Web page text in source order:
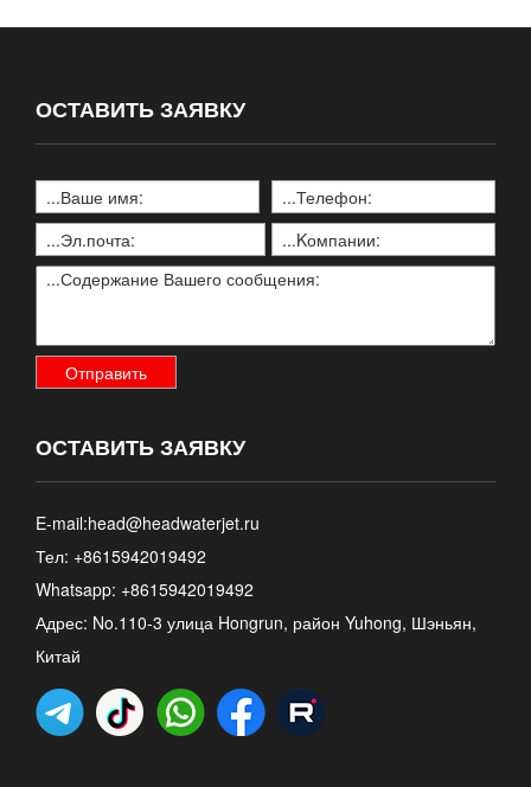
ОСТАВИТЬ ЗАЯВКУ
ОСТАВИТЬ ЗАЯВКУ
E-mail:head@headwaterjet.ru
Тел: +8615942019492
Whatsapp: +8615942019492
Адрес: No.110-3 улица Hongrun, район Yuhong, Шэньян,
Китай